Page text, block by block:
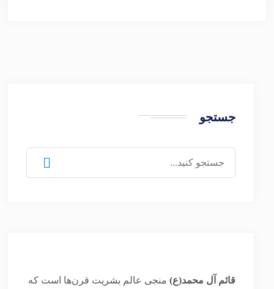
جستجو
برای:
قائم آل محمد(ع) منجی عالم بشریت قرن‌ها است که